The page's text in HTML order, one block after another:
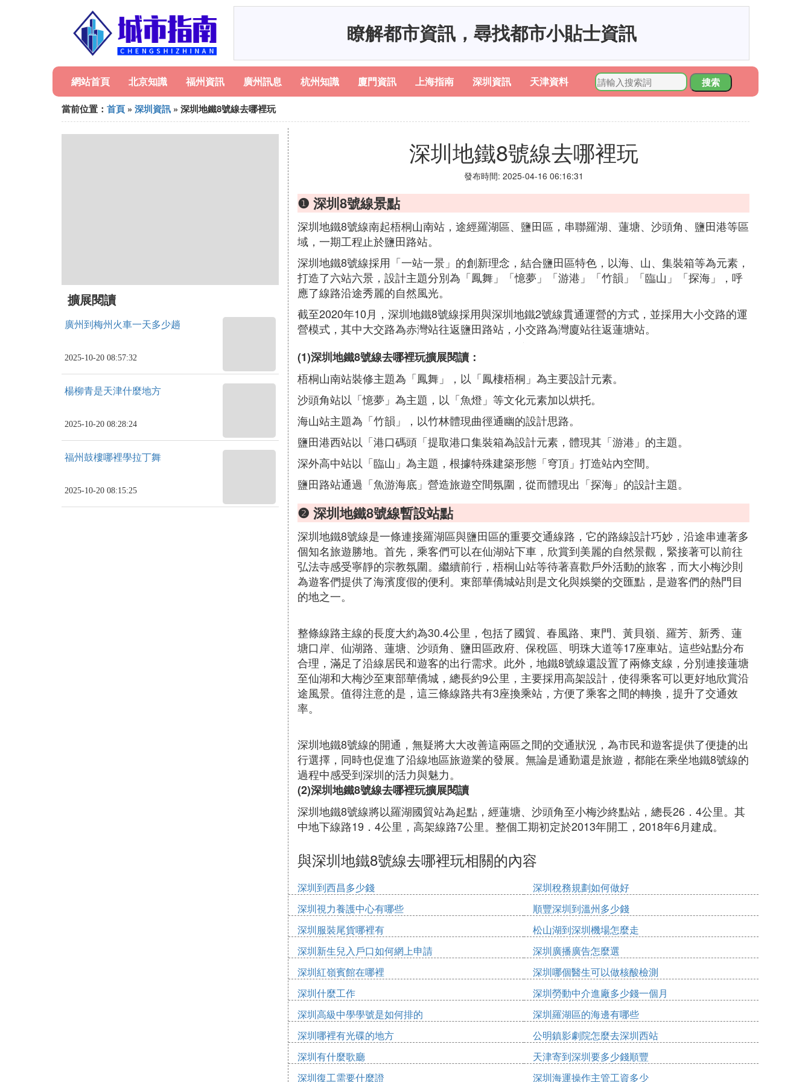
瞭解都市資訊，尋找都市小貼士資訊
網站首頁 北京知識 福州資訊 廣州訊息 杭州知識 廈門資訊 上海指南 深圳資訊 天津資料
搜索
當前位置： 首頁 » 深圳資訊 » 深圳地鐵8號線去哪裡玩
擴展閱讀
廣州到梅州火車一天多少趟
2025-10-20 08:57:32
楊柳青是天津什麼地方
2025-10-20 08:28:24
福州鼓樓哪裡學拉丁舞
2025-10-20 08:15:25
深圳地鐵8號線去哪裡玩
發布時間: 2025-04-16 06:16:31
❶ 深圳8號線景點
深圳地鐵8號線南起梧桐山南站，途經羅湖區、鹽田區，串聯羅湖、蓮塘、沙頭角、鹽田港等區
域，一期工程止於鹽田路站。
深圳地鐵8號線採用「一站一景」的創新理念，結合鹽田區特色，以海、山、集裝箱等為元素，
打造了六站六景，設計主題分別為「鳳舞」「憶夢」「游港」「竹韻」「臨山」「探海」，呼
應了線路沿途秀麗的自然風光。
截至2020年10月，深圳地鐵8號線採用與深圳地鐵2號線貫通運營的方式，並採用大小交路的運
營模式，其中大交路為赤灣站往返鹽田路站，小交路為灣廈站往返蓮塘站。
(1)深圳地鐵8號線去哪裡玩擴展閱讀：
梧桐山南站裝修主題為「鳳舞」，以「鳳棲梧桐」為主要設計元素。
沙頭角站以「憶夢」為主題，以「魚燈」等文化元素加以烘托。
海山站主題為「竹韻」，以竹林體現曲徑通幽的設計思路。
鹽田港西站以「港口碼頭「提取港口集裝箱為設計元素，體現其「游港」的主題。
深外高中站以「臨山」為主題，根據特殊建築形態「穹頂」打造站內空間。
鹽田路站通過「魚游海底」營造旅遊空間氛圍，從而體現出「探海」的設計主題。
❷ 深圳地鐵8號線暫設站點
深圳地鐵8號線是一條連接羅湖區與鹽田區的重要交通線路，它的路線設計巧妙，沿途串連著多
個知名旅遊勝地。首先，乘客們可以在仙湖站下車，欣賞到美麗的自然景觀，緊接著可以前往
弘法寺感受寧靜的宗教氛圍。繼續前行，梧桐山站等待著喜歡戶外活動的旅客，而大小梅沙則
為遊客們提供了海濱度假的便利。東部華僑城站則是文化與娛樂的交匯點，是遊客們的熱門目
的地之一。
整條線路主線的長度大約為30.4公里，包括了國貿、春風路、東門、黃貝嶺、羅芳、新秀、蓮
塘口岸、仙湖路、蓮塘、沙頭角、鹽田區政府、保稅區、明珠大道等17座車站。這些站點分布
合理，滿足了沿線居民和遊客的出行需求。此外，地鐵8號線還設置了兩條支線，分別連接蓮塘
至仙湖和大梅沙至東部華僑城，總長約9公里，主要採用高架設計，使得乘客可以更好地欣賞沿
途風景。值得注意的是，這三條線路共有3座換乘站，方便了乘客之間的轉換，提升了交通效
率。
深圳地鐵8號線的開通，無疑將大大改善這兩區之間的交通狀況，為市民和遊客提供了便捷的出
行選擇，同時也促進了沿線地區旅遊業的發展。無論是通勤還是旅遊，都能在乘坐地鐵8號線的
過程中感受到深圳的活力與魅力。
(2)深圳地鐵8號線去哪裡玩擴展閱讀
深圳地鐵8號線將以羅湖國貿站為起點，經蓮塘、沙頭角至小梅沙終點站，總長26．4公里。其
中地下線路19．4公里，高架線路7公里。整個工期初定於2013年開工，2018年6月建成。
與深圳地鐵8號線去哪裡玩相關的內容
深圳到西昌多少錢
深圳稅務規劃如何做好
深圳視力養護中心有哪些
順豐深圳到溫州多少錢
深圳服裝尾貨哪裡有
松山湖到深圳機場怎麼走
深圳新生兒入戶口如何網上申請
深圳廣播廣告怎麼選
深圳紅嶺賓館在哪裡
深圳哪個醫生可以做核酸檢測
深圳什麼工作
深圳勞動中介進廠多少錢一個月
深圳高級中學學號是如何排的
深圳羅湖區的海邊有哪些
深圳哪裡有光碟的地方
公明鎮影劇院怎麼去深圳西站
深圳有什麼歌廳
天津寄到深圳要多少錢順豐
深圳復工需要什麼證
深圳海運操作主管工資多少